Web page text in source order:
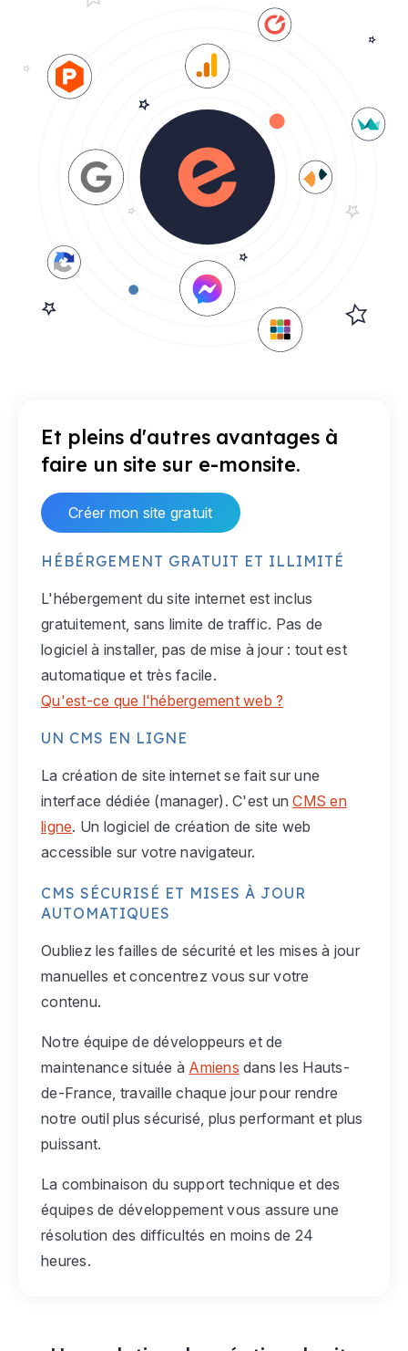
Et pleins d'autres avantages à
faire un site sur e-monsite.
Créer mon site gratuit
HÉBÉRGEMENT GRATUIT ET ILLIMITÉ
L'hébergement du site internet est inclus
gratuitement, sans limite de traffic. Pas de
logiciel à installer, pas de mise à jour : tout est
automatique et très facile.
Qu'est-ce que l'hébergement web ?
UN CMS EN LIGNE
La création de site internet se fait sur une
interface dédiée (manager). C'est unCMS en
ligne. Un logiciel de création de site web
accessible sur votre navigateur.
CMS SÉCURISÉ ET MISES À JOUR
AUTOMATIQUES
Oubliez les failles de sécurité et les mises à jour
manuelles et concentrez vous sur votre
contenu.
Notre équipe de développeurs et de
maintenance située à Amiens dans les Hauts-
de-France, travaille chaque jour pour rendre
notre outil plus sécurisé, plus performant et plus
puissant.
La combinaison du support technique et des
équipes de développement vous assure une
résolution des difficultés en moins de 24
heures.